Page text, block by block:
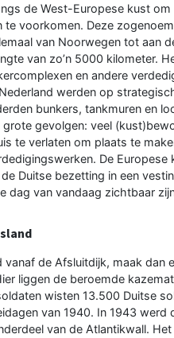
de West-Europese kust om
te voorkomen. Deze
van Noorwegen tot aan
van zo’n 5000 kilometer.
en andere
werden op
bunkers, tankmuren en
grote gevolgen: veel
te verlaten om plaats te
De Europese
Duitse bezetting in een
dag van vandaag zichtbaar
vanaf de Afsluitdijk, maak dan
liggen de beroemde
wisten 13.500 Duitse
van 1940. In 1943 werd
van de Atlantikwall. Het